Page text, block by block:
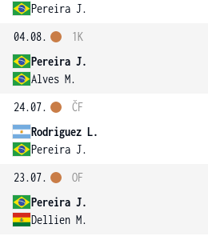
Pereira J.
04.08.
Pereira J.
Alves M.
1K
24.07.
Rodriguez L.
Pereira J.
ČF
23.07.
Pereira J.
Dellien M.
OF